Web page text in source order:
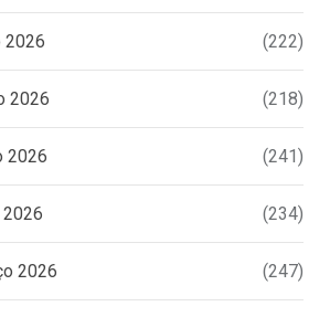
2026 (222)
2026 (218)
2026 (241)
(234)
2026 (247)